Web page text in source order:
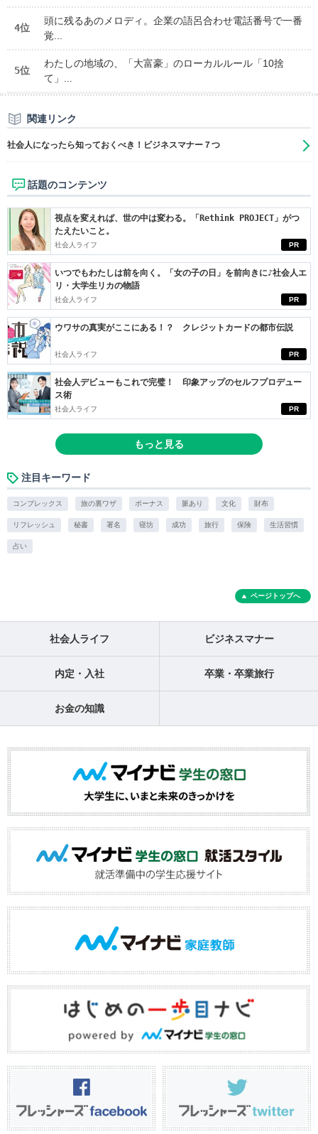
4位
頭に残るあのメロディ。企業の語呂合わせ電話番号で一番
覚...
5位
わたしの地域の、「大富豪」のローカルルール「10捨
て」...
関連リンク
社会人になったら知っておくべき！ビジネスマナー７つ
話題のコンテンツ
PR
視点を変えれば、世の中は変わる。「Rethink PROJECT」がつ
たえたいこと。
社会人ライフ
PR
いつでもわたしは前を向く。「女の子の日」を前向きに♪社会人エ
リ・大学生リカの物語
社会人ライフ
PR
ウワサの真実がここにある！？ クレジットカードの都市伝説
社会人ライフ
PR
社会人デビューもこれで完璧！ 印象アップのセルフプロデュー
ス術
社会人ライフ
もっと見る
注目キーワード
コンプレックス 旅の裏ワザ ボーナス 脈あり 文化 財布
リフレッシュ 秘書 署名 寝坊 成功 旅行 保険 生活習慣
占い
ページトップへ
社会人ライフ ビジネスマナー
内定・入社 卒業・卒業旅行
お金の知識